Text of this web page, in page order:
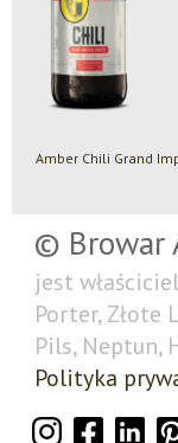
Amber Chili Grand
© Browar
jest
Porter, Złote
Pils, Neptun,
Polityka